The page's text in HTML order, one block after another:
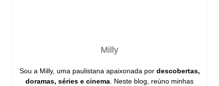
Milly
Sou a Milly, uma paulistana apaixonada por descobertas,
doramas, séries e cinema. Neste blog, reúno minhas